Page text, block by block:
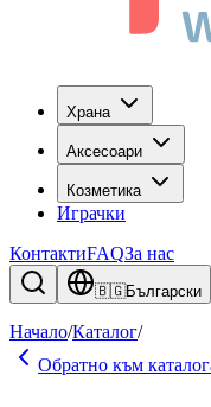
Храна
Аксесоари
Козметика
Играчки
КонтактиFAQЗа нас
🇧🇬Български
Начало/Каталог/
Обратно към